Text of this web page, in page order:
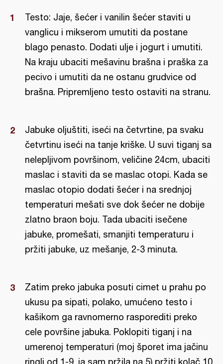
Testo: Jaje, šećer i vanilin šećer staviti u
vanglicu i mikserom umutiti da postane
blago penasto. Dodati ulje i jogurt i umutiti.
Na kraju ubaciti mešavinu brašna i praška za
pecivo i umutiti da ne ostanu grudvice od
brašna. Pripremljeno testo ostaviti na stranu.
Jabuke oljuštiti, iseći na četvrtine, pa svaku
četvrtinu iseći na tanje kriške. U suvi tiganj sa
nelepljivom površinom, veličine 24cm, ubaciti
maslac i staviti da se maslac otopi. Kada se
maslac otopio dodati šećer i na srednjoj
temperaturi mešati sve dok šećer ne dobije
zlatno braon boju. Tada ubaciti isečene
jabuke, promešati, smanjiti temperaturu i
pržiti jabuke, uz mešanje, 2-3 minuta.
Zatim preko jabuka posuti cimet u prahu po
ukusu pa sipati, polako, umućeno testo i
kašikom ga ravnomerno rasporediti preko
cele površine jabuka. Poklopiti tiganj i na
umerenoj temperaturi (moj šporet ima jačinu
ringli od 1-9, ja sam pržila na 5) pržiti kolač 10